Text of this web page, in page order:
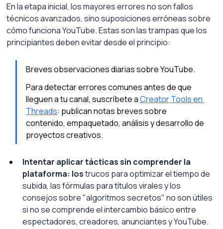
En la etapa inicial, los mayores errores no son fallos
técnicos avanzados, sino suposiciones erróneas sobre
cómo funciona YouTube. Estas son las trampas que los
principiantes deben evitar desde el principio:
Breves observaciones diarias sobre YouTube.
Para detectar errores comunes antes de que
lleguen a tu canal, suscríbete a Creator Tools en
Threads: publican notas breves sobre
contenido, empaquetado, análisis y desarrollo de
proyectos creativos.
Intentar aplicar tácticas sin comprender la
plataforma: lostrucos para optimizar el tiempo de
subida, las fórmulas para títulos virales y los
consejos sobre "algoritmos secretos" no son útiles
si no se comprende el intercambio básico entre
espectadores, creadores, anunciantes y YouTube.